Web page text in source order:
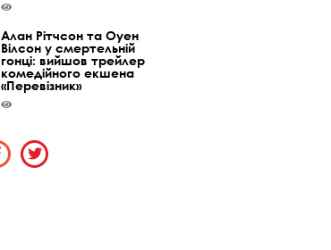
Алан Рітчсон та Оуен
Вілсон у смертельній
гонці: вийшов трейлер
комедійного екшена
«Перевізник»